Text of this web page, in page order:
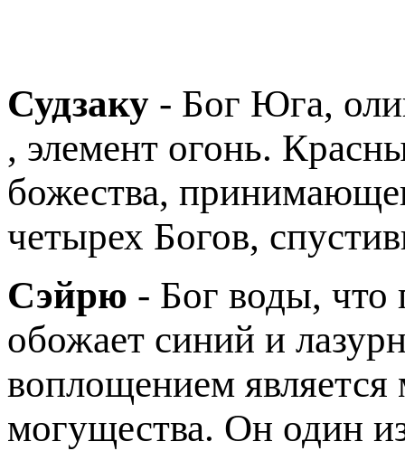
Судзаку - Бог Юга,
, элемент огонь.
божества,
четырех Богов,
Сэйрю - Бог воды, что
обожает синий и
воплощением
могущества. Он один